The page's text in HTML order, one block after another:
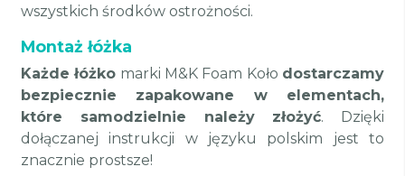
wszystkich środków ostrożności.
Montaż łóżka
Każde łóżko marki M&K Foam Koło dostarczamy
bezpiecznie zapakowane w elementach,
które samodzielnie należy złożyć. Dzięki
dołączanej instrukcji w języku polskim jest to
znacznie prostsze!